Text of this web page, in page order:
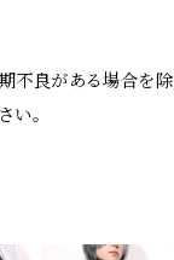
不良がある場合を除
い。